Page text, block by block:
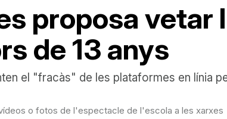
proposa
de 13 anys
el "fracàs" de les plataformes en línia
o fotos de l'espectacle de l'escola a les xarxes